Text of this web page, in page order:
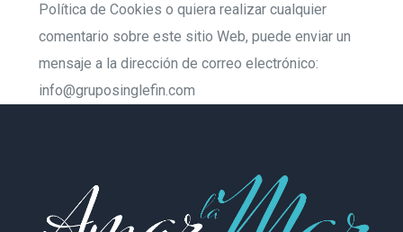
Política de Cookies o quiera realizar cualquier
comentario sobre este sitio Web, puede enviar un
mensaje a la dirección de correo electrónico:
info@gruposinglefin.com